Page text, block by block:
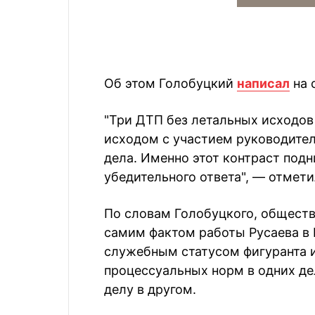
Об этом Голобуцкий написал на
"Три ДТП без летальных
исходом с участием
дела. Именно этот контраст
убедительного ответа", —
По словам Голобуцкого,
самим фактом работы Русаева
служебным статусом
процессуальных норм в одних
делу в другом.